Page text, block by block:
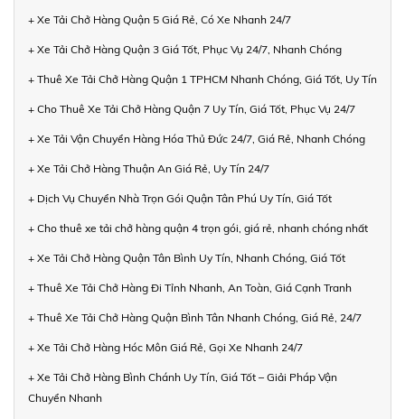
+ Xe Tải Chở Hàng Quận 5 Giá Rẻ, Có Xe Nhanh 24/7
+ Xe Tải Chở Hàng Quận 3 Giá Tốt, Phục Vụ 24/7, Nhanh Chóng
+ Thuê Xe Tải Chở Hàng Quận 1 TPHCM Nhanh Chóng, Giá Tốt, Uy Tín
+ Cho Thuê Xe Tải Chở Hàng Quận 7 Uy Tín, Giá Tốt, Phục Vụ 24/7
+ Xe Tải Vận Chuyển Hàng Hóa Thủ Đức 24/7, Giá Rẻ, Nhanh Chóng
+ Xe Tải Chở Hàng Thuận An Giá Rẻ, Uy Tín 24/7
+ Dịch Vụ Chuyển Nhà Trọn Gói Quận Tân Phú Uy Tín, Giá Tốt
+ Cho thuê xe tải chở hàng quận 4 trọn gói, giá rẻ, nhanh chóng nhất
+ Xe Tải Chở Hàng Quận Tân Bình Uy Tín, Nhanh Chóng, Giá Tốt
+ Thuê Xe Tải Chở Hàng Đi Tỉnh Nhanh, An Toàn, Giá Cạnh Tranh
+ Thuê Xe Tải Chở Hàng Quận Bình Tân Nhanh Chóng, Giá Rẻ, 24/7
+ Xe Tải Chở Hàng Hóc Môn Giá Rẻ, Gọi Xe Nhanh 24/7
+ Xe Tải Chở Hàng Bình Chánh Uy Tín, Giá Tốt – Giải Pháp Vận
Chuyển Nhanh